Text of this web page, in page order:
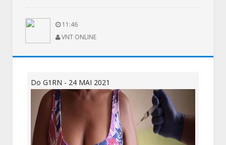
11:46
VNT ONLINE
Do G1RN - 24 MAI 2021